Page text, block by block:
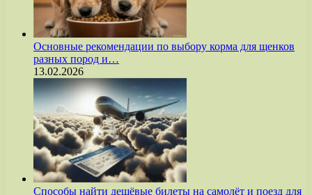
Основные рекомендации по выбору корма для щенков
разных пород и…
13.02.2026
Способы найти дешёвые билеты на самолёт и поезд для